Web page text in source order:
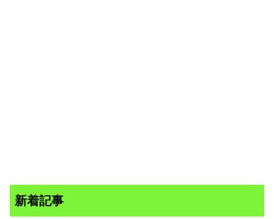
新着記事